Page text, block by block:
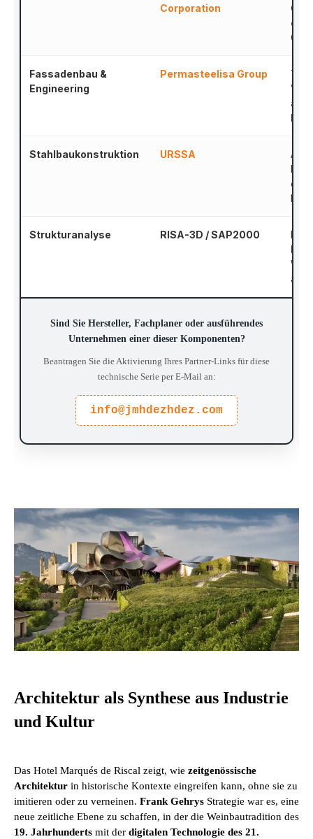
Corporation
Fassadenbau &
Engineering
Permasteelisa Group
Stahlbaukonstruktion URSSA
Strukturanalyse RISA-3D / SAP2000
auf
Sind Sie Hersteller, Fachplaner oder ausführendes
Unternehmen einer dieser Komponenten?
Beantragen Sie die Aktivierung Ihres Partner-Links für diese
technische Serie per E-Mail an:
info@jmhdezhdez.com
Architektur als Synthese aus Industrie
und Kultur
Das Hotel Marqués de Riscal zeigt, wie zeitgenössische
Architektur in historische Kontexte eingreifen kann, ohne sie zu
imitieren oder zu verneinen. Frank Gehrys Strategie war es, eine
neue zeitliche Ebene zu schaffen, in der die Weinbautradition des
19. Jahrhunderts mit der digitalen Technologie des 21.